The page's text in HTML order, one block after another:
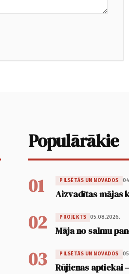
Populārākie
01 PILSĒTĀS UN NOVADOS
Aizvadītas mājas
02 PROJEKTS 05.08.2026.
Māja no salmu
03 PILSĒTĀS UN NOVADOS
Rūjienas aptiekai